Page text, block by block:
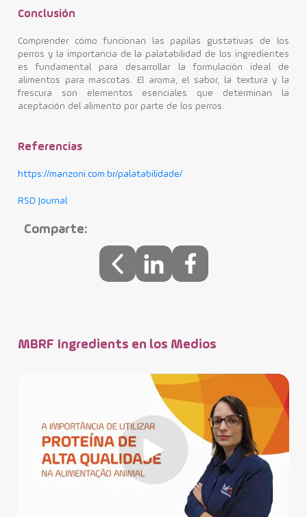
Conclusión
Comprender cómo funcionan las papilas gustativas de los
perros y la importancia de la palatabilidad de los ingredientes
es fundamental para desarrollar la formulación ideal de
alimentos para mascotas. El aroma, el sabor, la textura y la
frescura son elementos esenciales que determinan la
aceptación del alimento por parte de los perros.
Referencias
https://manzoni.com.br/palatabilidade/
RSD Journal
Comparte:
MBRF Ingredients en los Medios